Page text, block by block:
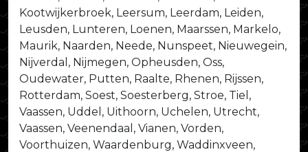
Kootwijkerbroek, Leersum, Leerdam, Leiden,
Leusden, Lunteren, Loenen, Maarssen, Markelo,
Maurik, Naarden, Neede, Nunspeet, Nieuwegein,
Nijverdal, Nijmegen, Opheusden, Oss,
Oudewater, Putten, Raalte, Rhenen, Rijssen,
Rotterdam, Soest, Soesterberg, Stroe, Tiel,
Vaassen, Uddel, Uithoorn, Uchelen, Utrecht,
Vaassen, Veenendaal, Vianen, Vorden,
Voorthuizen, Waardenburg, Waddinxveen,